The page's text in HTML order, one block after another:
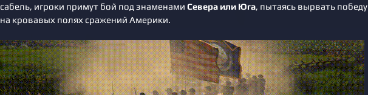
сабель, игроки примут бой под знаменами Севера или Юга, пытаясь вырвать победу
на кровавых полях сражений Америки.